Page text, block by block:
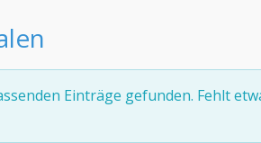
Einträge gefunden. Fehlt